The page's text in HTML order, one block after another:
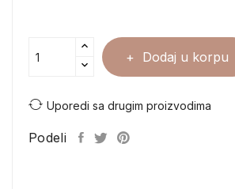
Dodaj u korpu
Uporedi sa drugim proizvodima
Podeli